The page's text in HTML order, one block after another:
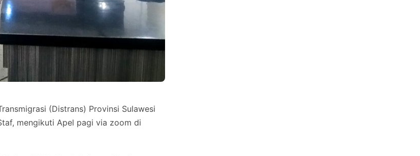
(Distrans) Provinsi Sulawesi
mengikuti Apel pagi via zoom di